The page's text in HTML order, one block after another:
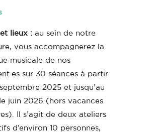
lieux : au sein de notre
vous accompagnerez la
musicale de nos
sur 30 séances à partir
2025 et jusqu’au
juin 2026 (hors vacances
Il s’agit de deux ateliers
d’environ 10 personnes,